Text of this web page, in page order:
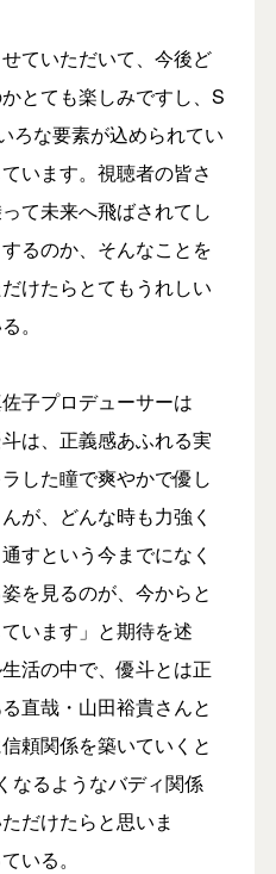
ていただいて、今後ど
とても楽しみですし、S
ろな要素が込められてい
います。視聴者の皆さ
て未来へ飛ばされてし
るのか、そんなことを
けたらとてもうれしい
。
子プロデューサーは
は、正義感あふれる実
した瞳で爽やかで優し
が、どんな時も力強く
すという今までになく
を見るのが、今からと
います」と期待を述
活の中で、優斗とは正
直哉・山田裕貴さんと
頼関係を築いていくと
なるようなバディ関係
だけたらと思いま
いる。